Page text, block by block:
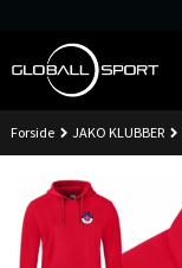
innholdet
Forside JAKO KLUBBER